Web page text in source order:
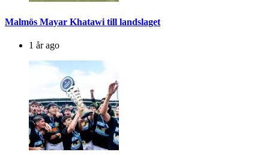
Malmös Mayar Khatawi till landslaget
1 år ago